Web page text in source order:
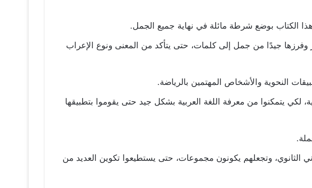
الكتاب بوضع شرطة مائلة في نهاية جميع الجمل.
جيدًا من جمل إلى كلمات، حتى يتأكد من المعنى ونوع الإعراب
النحوية والأشخاص المهتمين بالرياضة.
يتمكنوا من معرفة اللغة العربية بشكل جيد حتى يقوموا بتطبيقها
وتجعلهم يكونون مجموعات، حتى يستطيعوا تكوين العديد من